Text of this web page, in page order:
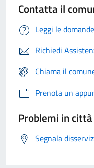
Contatta il
Leggi le
Richiedi
Chiama il
Prenota un
Problemi in città
Segnala